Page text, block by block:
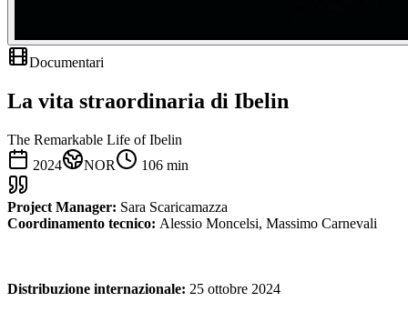
Documentari
La vita straordinaria di Ibelin
The Remarkable Life of Ibelin
2024
NOR 106 min
Project Manager: Sara Scaricamazza
Coordinamento tecnico: Alessio Moncelsi, Massimo Carnevali
Distribuzione internazionale: 25 ottobre 2024